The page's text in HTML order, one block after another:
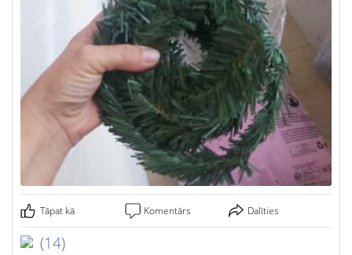
Tāpat kā Komentārs Dalīties
(14)